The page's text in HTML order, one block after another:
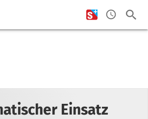
Einsatz